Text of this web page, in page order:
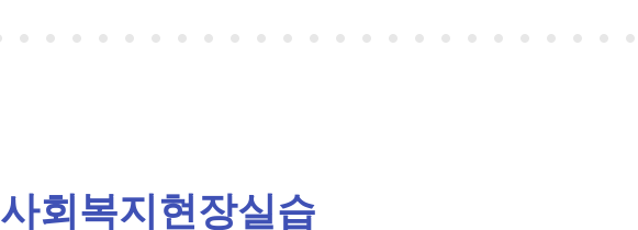
사회복지현장실습